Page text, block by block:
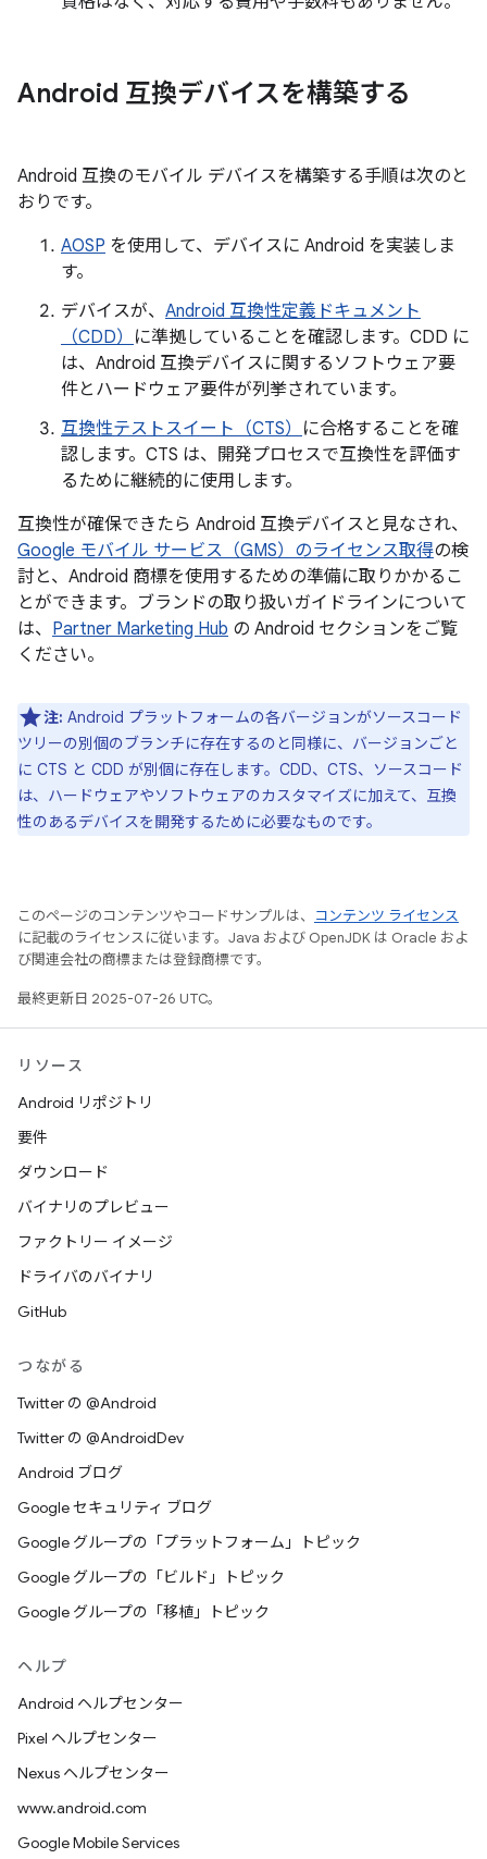
Android 互換デバイスを構築する
Android 互換のモバイル デバイスを構築する手順は次のと
おりです。
AOSP を使用して、デバイスに Android を実装しま
す。
デバイスが、 Android 互換性定義ドキュメント
（CDD） に準拠していることを確認します。CDD に
は、Android 互換デバイスに関するソフトウェア要
件とハードウェア要件が列挙されています。
互換性テストスイート（CTS） に合格することを確
認します。CTS は、開発プロセスで互換性を評価す
るために継続的に使用します。
互換性が確保できたら Android 互換デバイスと見なされ、
Google モバイル サービス（GMS）のライセンス取得の検
討と、Android 商標を使用するための準備に取りかかるこ
とができます。ブランドの取り扱いガイドラインについて
は、 Partner Marketing Hub の Android セクションをご覧
ください。
注: Android プラットフォームの各バージョンがソースコード
ツリーの別個のブランチに存在するのと同様に、バージョンごと
に CTS と CDD が別個に存在します。CDD、CTS、ソースコード
は、ハードウェアやソフトウェアのカスタマイズに加えて、互換
性のあるデバイスを開発するために必要なものです。
このページのコンテンツやコードサンプルは、
コンテンツ ライセンス
に記載のライセンスに従います。Java および OpenJDK は Oracle およ
び関連会社の商標または登録商標です。
最終更新日 2025-07-26 UTC。
リソース
Android リポジトリ
要件
ダウンロード
バイナリのプレビュー
ファクトリー イメージ
ドライバのバイナリ
GitHub
つながる
Twitter の @Android
Twitter の @AndroidDev
Android ブログ
Google セキュリティ ブログ
Google グループの「プラットフォーム」トピック
Google グループの「ビルド」トピック
Google グループの「移植」トピック
ヘルプ
Android ヘルプセンター
Pixel ヘルプセンター
Nexus ヘルプセンター
www.android.com
Google Mobile Services